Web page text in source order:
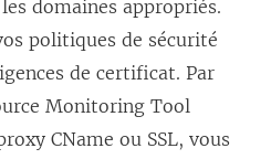
domaines appropriés.
politiques de sécurité
de certificat. Par
Monitoring Tool
CName ou SSL, vous